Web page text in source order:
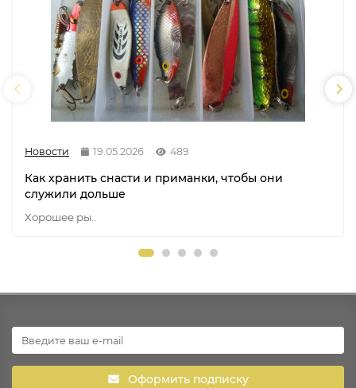
Новости 19.05.2026 489
Как хранить снасти и приманки, чтобы они
служили дольше
Хорошее ры..
Оформить подписку